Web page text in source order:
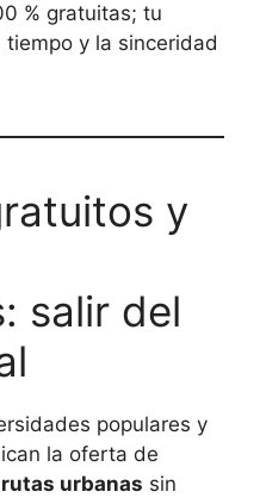
% gratuitas; tu
tiempo y la sinceridad
y
salir del
populares y
la oferta de
urbanas sin